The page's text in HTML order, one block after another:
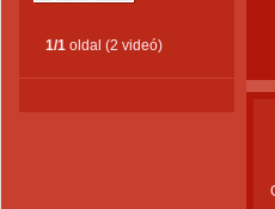
1/1 oldal (2 videó)